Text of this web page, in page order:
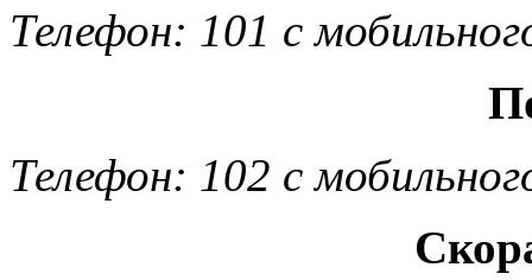
Телефон: 101 с
Телефон: 102 с